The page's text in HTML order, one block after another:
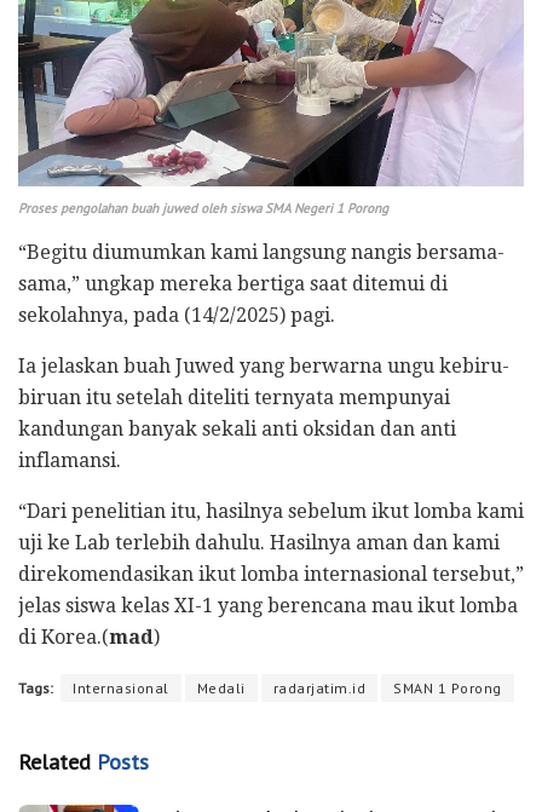
Proses pengolahan buah juwed oleh siswa SMA Negeri 1 Porong
“Begitu diumumkan kami langsung nangis bersama-
sama,” ungkap mereka bertiga saat ditemui di
sekolahnya, pada (14/2/2025) pagi.
Ia jelaskan buah Juwed yang berwarna ungu kebiru-
biruan itu setelah diteliti ternyata mempunyai
kandungan banyak sekali anti oksidan dan anti
inflamansi.
“Dari penelitian itu, hasilnya sebelum ikut lomba kami
uji ke Lab terlebih dahulu. Hasilnya aman dan kami
direkomendasikan ikut lomba internasional tersebut,”
jelas siswa kelas XI-1 yang berencana mau ikut lomba
di Korea.(mad)
Tags: Internasional Medali radarjatim.id SMAN 1 Porong
Related Posts